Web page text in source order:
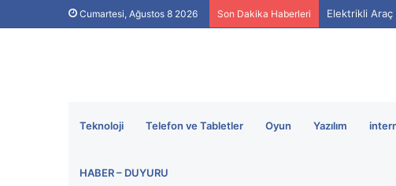
Cumartesi, Ağustos 8 2026 Son Dakika Haberleri Elektrikli Araç
Teknoloji Telefon ve Tabletler Oyun Yazılım
HABER – DUYURU